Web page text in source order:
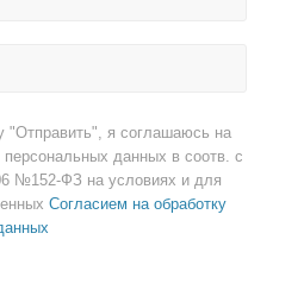
"Отправить", я соглашаюсь на
персональных данных в соотв. с
№152-ФЗ на условиях и для
Согласием на обработку